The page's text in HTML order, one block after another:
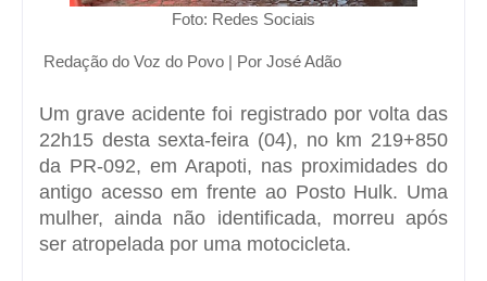
Foto: Redes Sociais
Redação do Voz do Povo | Por José Adão
Um grave acidente foi registrado por volta das
22h15 desta sexta-feira (04), no km 219+850
da PR-092, em Arapoti, nas proximidades do
antigo acesso em frente ao Posto Hulk. Uma
mulher, ainda não identificada, morreu após
ser atropelada por uma motocicleta.